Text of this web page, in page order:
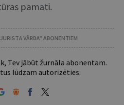
pamati.
VĀRDA” ABONENTIEM
Tev jābūt žurnāla abonentam.
lūdzam autorizēties: